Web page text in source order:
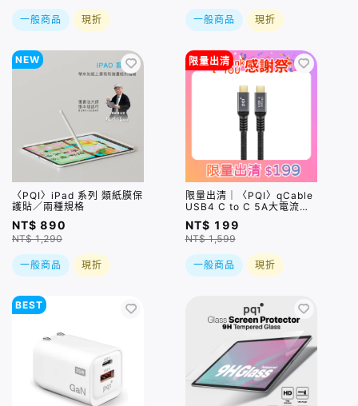
一般商品 現折 一般商品 現折
NEW
〈PQI〉iPad 系列 類紙膜保
護貼／兩種規格
NT$ 890
NT$ 1,290
一般商品 現折
限量出清
限量出清｜〈PQI〉qCable
USB4 C to C 5A大電流快
充傳輸線 (100cm) 盒損品S
NT$ 199
NT$ 1,599
一般商品 現折
BEST